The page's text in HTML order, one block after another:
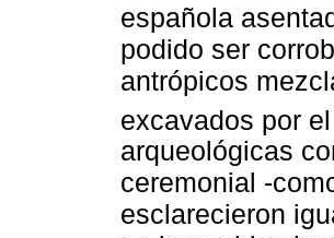
española
podido ser
antrópicos
excavados por
arqueológicas
ceremonial -
esclarecieron